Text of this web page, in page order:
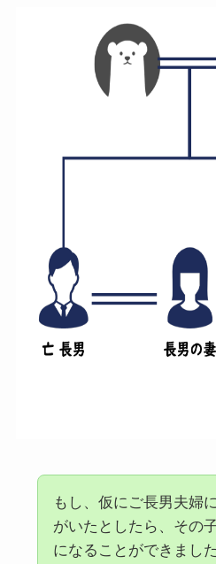
もし、仮にご長男夫婦
がいたとしたら、その
になることができました